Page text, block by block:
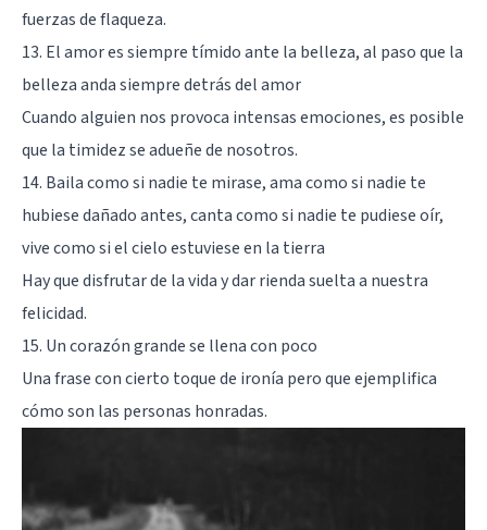
fuerzas de flaqueza.
13. El amor es siempre tímido ante la belleza, al paso que la
belleza anda siempre detrás del amor
Cuando alguien nos provoca intensas emociones, es posible
que la timidezse adueñe de nosotros.
14. Baila como si nadie te mirase, ama como si nadie te
hubiese dañado antes, canta como si nadie te pudiese oír,
vive como si el cielo estuviese en la tierra
Hay que disfrutar de la vida y dar rienda suelta a nuestra
felicidad.
15. Un corazón grande se llena con poco
Una frase con cierto toque de ironía pero que ejemplifica
cómo son las personas honradas.